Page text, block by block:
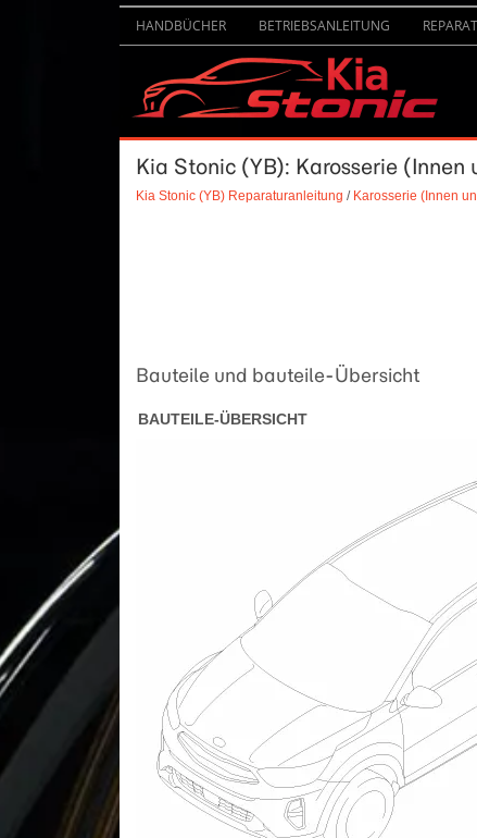
HANDBÜCHER BETRIEBSANLEITUNG
Kia Stonic (YB): Karosserie
Kia Stonic (YB) Reparaturanleitung / Karosserie (Innen
Bauteile und bauteile-Übersicht
BAUTEILE-ÜBERSICHT